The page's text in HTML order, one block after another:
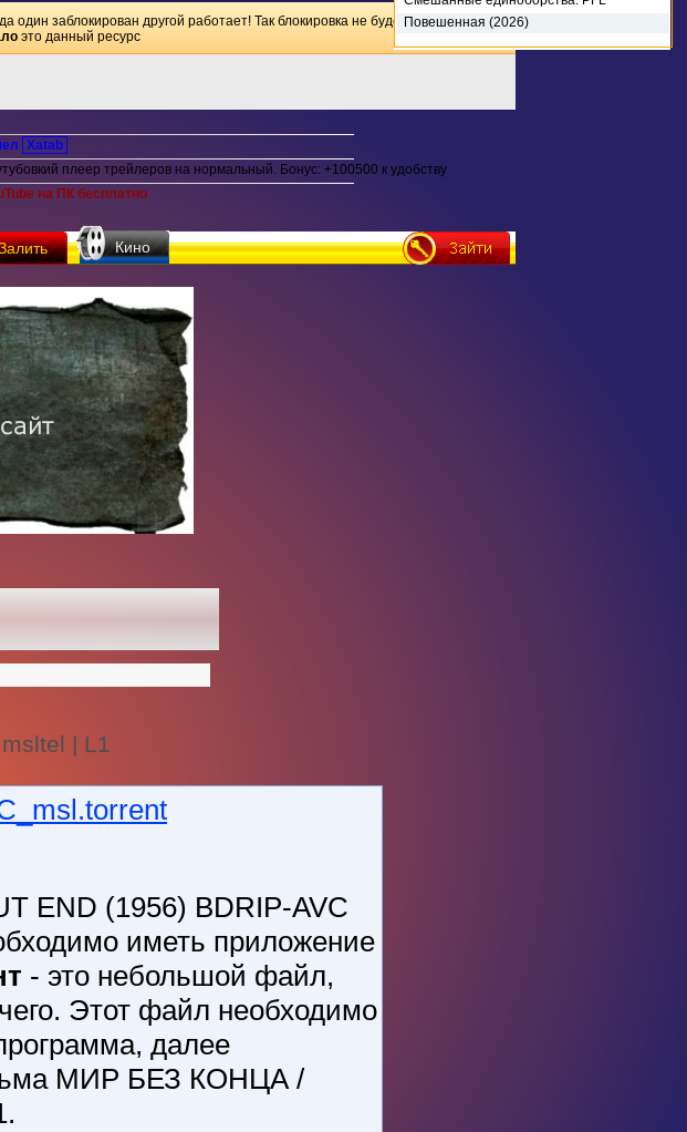
один заблокирован другой работает! Так блокировка не будет иметь
это данный ресурс
Xatab
плеер трейлеров на нормальный. Бонус: +100500 к удобству
на ПК бесплатно
Кино
| L1
END (1956) BDRIP-AVC
иметь приложение
- это небольшой файл,
Этот файл необходимо
далее
МИР БЕЗ КОНЦА /
Charlotte: Battle vs. Rosta. Full Event
(2026)
Повешенная (2026)